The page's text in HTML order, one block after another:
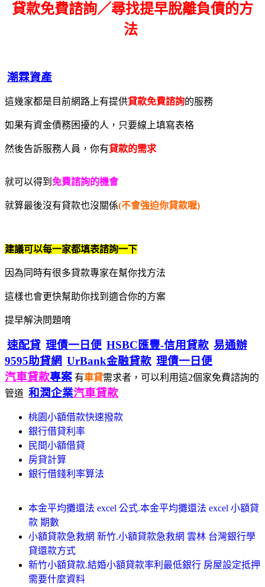
貸款免費諮詢／尋找提早脫離負債的方
法
潮霖資產
這幾家都是目前網路上有提供貸款免費諮詢的服務
如果有資金債務困擾的人，只要線上填寫表格
然後告訴服務人員，你有貸款的需求
就可以得到 免費諮詢的機會
就算最後沒有貸款也沒關係(不會強迫你貸款喔)
建議可以每一家都填表諮詢一下
因為同時有很多貸款專家在幫你找方法
這樣也會更快幫助你找到適合你的方案
提早解決問題唷
速配貸 理債一日便 HSBC匯豐-信用貸款 易通辦
9595助貸網 UrBank金融貸款 理債一日便
汽車貸款專案 有車貸需求者，可以利用這2個家免費諮詢的
管道 和潤企業汽車貸款
桃園小額借款快速撥款
銀行借貸利率
民間小額借貸
房貸計算
銀行借錢利率算法
本金平均攤還法 excel 公式.本金平均攤還法 excel 小額貸
款 期數
小額貸款急救網 新竹.小額貸款急救網 雲林 台灣銀行學
貸還款方式
新竹小額貸款.結婚小額貸款率利最低銀行 房屋設定抵押
需要什麼資料